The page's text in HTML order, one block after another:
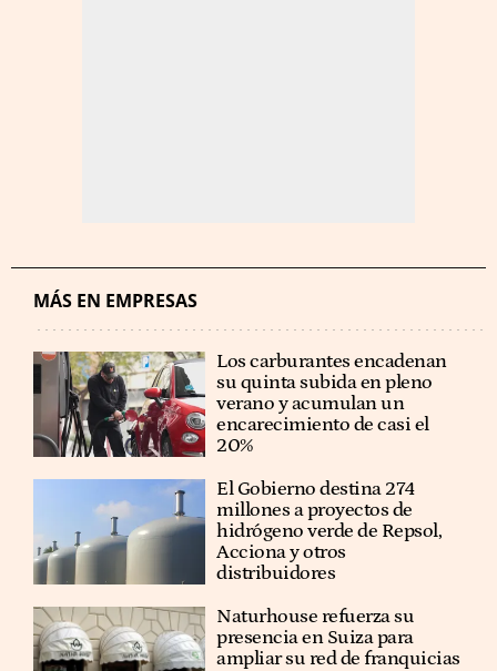
MÁS EN EMPRESAS
Los carburantes encadenan
su quinta subida en pleno
verano y acumulan un
encarecimiento de casi el
20%
El Gobierno destina 274
millones a proyectos de
hidrógeno verde de Repsol,
Acciona y otros
distribuidores
Naturhouse refuerza su
presencia en Suiza para
ampliar su red de franquicias